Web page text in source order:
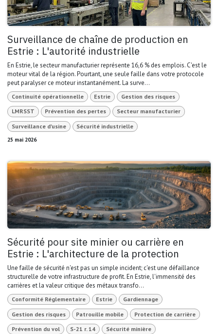
Surveillance de chaîne de production en
Estrie : L'autorité industrielle
En Estrie, le secteur manufacturier représente 16,6 % des emplois. C'est le
moteur vital de la région. Pourtant, une seule faille dans votre protocole
peut paralyser ce moteur instantanément. La surve...
Continuité opérationnelle Estrie Gestion des risques
LMRSST Prévention des pertes Secteur manufacturier
Surveillance d'usine
Sécurité industrielle
25 mai 2026
Sécurité pour site minier ou carrière en
Estrie : L'architecture de la protection
Une faille de sécurité n'est pas un simple incident; c'est une défaillance
structurelle de votre infrastructure de profit. En Estrie, l'immensité des
carrières et la valeur critique des métaux transfo...
Conformité Réglementaire Estrie Gardiennage
Gestion des risques Patrouille mobile Protection de carrière
Prévention du vol S-21 r. 14 Sécurité minière